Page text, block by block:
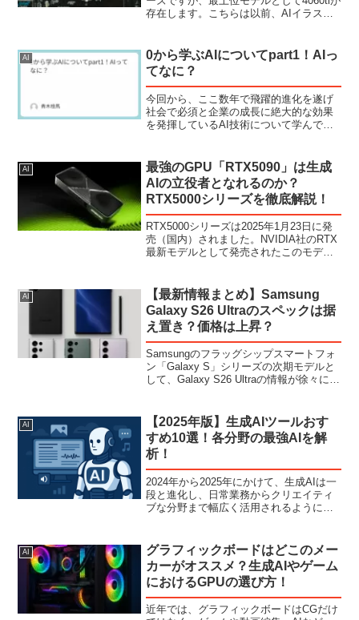
存在します。こちらは以前、AIイラスト
電力などを考慮した、4060tiベース...
AI
0から学ぶAIについてpart1！AIっ
てなに？
今回から、ここ数年で飛躍的進化を遂げ
社会で必須と企業の成長に絶大的な効果
を発揮しているAI技術について学んでい
でもわかるように0から丁寧に解説してい
きます。第1回とな...
AI
最強のGPU「RTX5090」は生成
AIの立役者となれるのか？
RTX5000シリーズを徹底解説！
RTX5000シリーズは2025年1月23日に発
売（国内）されました。NVIDIA社のRTX
最新モデルとして発売されたこのモデル
言われるモンスターGPUです。未来...
AI
【最新情報まとめ】Samsung
Galaxy S26 Ultraのスペックは据
え置き？価格は上昇？
Samsungのフラッグシップスマートフォ
ン「Galaxy S」シリーズの次期モデルと
して、Galaxy S26 Ultraの情報が徐々に明
現するデバイスとして注目を集...
AI
【2025年版】生成AIツールおす
すめ10選！各分野の最強AIを解
析！
2024年から2025年にかけて、生成AIは一
段と進化し、日常業務からクリエイティ
ブな分野まで幅広く活用されるようにな
などのクリエイティブタスクです。企業
はマーケティング...
AI
グラフィックボードはどこのメー
カーがオススメ？生成AIやゲーム
におけるGPUの選び方！
近年では、グラフィックボードはCGだけ